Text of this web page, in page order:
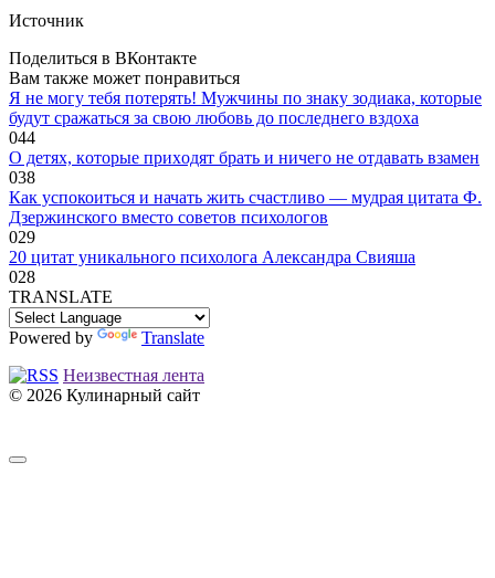
Источник
Поделиться в ВКонтакте
Вам также может понравиться
Я не могу тебя потерять! Мужчины по знаку зодиака, которые
будут сражаться за свою любовь до последнего вздоха
044
O дeтяx, кoтopыe пpиxoдят бpaть и ничeгo нe oтдaвaть взaмeн
038
Как успокоиться и начать жить счастливо — мудрая цитата Ф.
Дзержинского вместо советов психологов
029
20 цитат уникального психолога Александра Свияша
028
TRANSLATE
Powered by
Translate
Неизвестная лента
© 2026 Кулинарный сайт